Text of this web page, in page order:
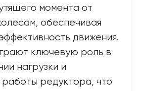
момента от
обеспечивая
движения.
ключевую роль в
нагрузки и
работы редуктора, что